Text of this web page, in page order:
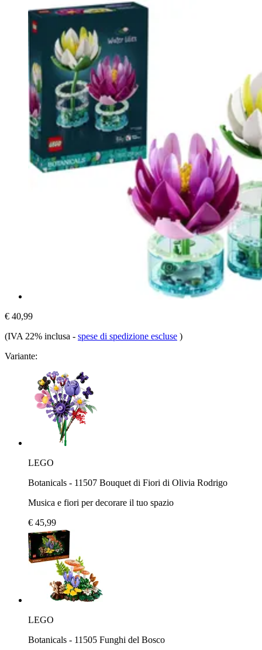
€ 40,99
(IVA 22% inclusa - spese di spedizione escluse )
Variante:
LEGO
Botanicals - 11507 Bouquet di Fiori di Olivia Rodrigo
Musica e fiori per decorare il tuo spazio
€ 45,99
LEGO
Botanicals - 11505 Funghi del Bosco